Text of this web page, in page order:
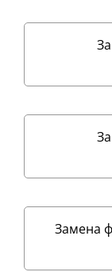
Замена